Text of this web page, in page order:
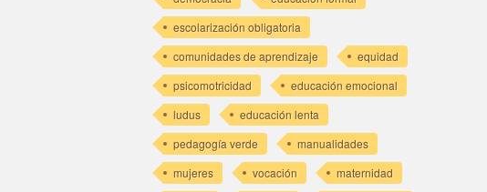
escolarización obligatoria
comunidades de aprendizaje
equidad
psicomotricidad
educación emocional
ludus
educación lenta
pedagogía verde
manualidades
mujeres
vocación
maternidad